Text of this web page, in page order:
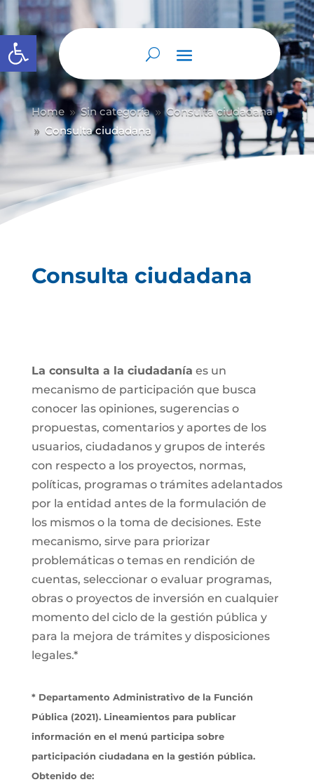
Abrir barra de herramientas
Home 9 Sin categoría 9 Consulta ciudadana
9 Consulta ciudadana
Consulta ciudadana
La consulta a la ciudadanía es un
mecanismo de participación que busca
conocer las opiniones, sugerencias o
propuestas, comentarios y aportes de los
usuarios, ciudadanos y grupos de interés
con respecto a los proyectos, normas,
políticas, programas o trámites adelantados
por la entidad antes de la formulación de
los mismos o la toma de decisiones. Este
mecanismo, sirve para priorizar
problemáticas o temas en rendición de
cuentas, seleccionar o evaluar programas,
obras o proyectos de inversión en cualquier
momento del ciclo de la gestión pública y
para la mejora de trámites y disposiciones
legales.*
* Departamento Administrativo de la Función
Pública (2021). Lineamientos para publicar
información en el menú participa sobre
participación ciudadana en la gestión pública.
Obtenido de: